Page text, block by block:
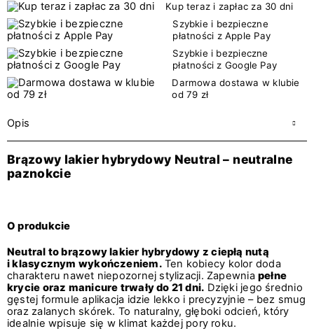
Kup teraz i zapłac za 30 dni
Szybkie i bezpieczne
płatności z Apple Pay
Szybkie i bezpieczne
płatności z Google Pay
Darmowa dostawa w klubie
od 79 zł
Opis
Brązowy lakier hybrydowy Neutral – neutralne
paznokcie
O produkcie
Neutral to brązowy lakier hybrydowy z ciepłą nutą
i klasycznym wykończeniem.Ten kobiecy kolor doda
charakteru nawet niepozornej stylizacji. Zapewniapełne
krycie oraz manicure trwały do 21 dni. Dzięki jego średnio
gęstej formule aplikacja idzie lekko i precyzyjnie – bez smug
oraz zalanych skórek. To naturalny, głęboki odcień, który
idealnie wpisuje się w klimat każdej pory roku.